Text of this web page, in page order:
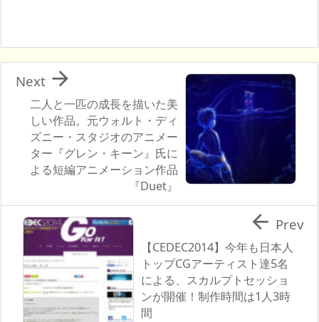
二人と一匹の成長を描いた美
しい作品。元ウォルト・ディ
ズニー・スタジオのアニメー
ター『グレン・キーン』氏に
よる短編アニメーション作品
『Duet』

Next
【CEDEC2014】今年も日本人
トップCGアーティスト達5名
による、スカルプトセッショ
ンが開催！制作時間は1人3時
間
 Prev